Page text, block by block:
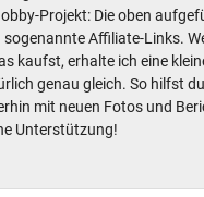
Projekt: Die oben
Affiliate-Links.
kaufst, erhalte ich eine
genau gleich. So hilfst
mit neuen Fotos und
Unterstützung!